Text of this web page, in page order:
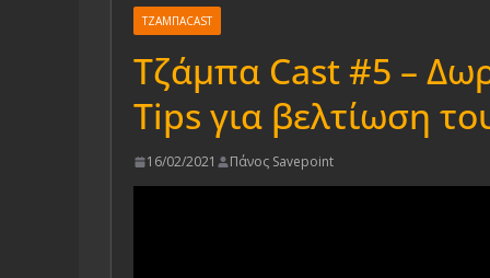
ΤΖΆΜΠΑCAST
Τζάμπα Cast #5 –
Tips για βελτίωση
16/02/2021 Πάνος Savepoint